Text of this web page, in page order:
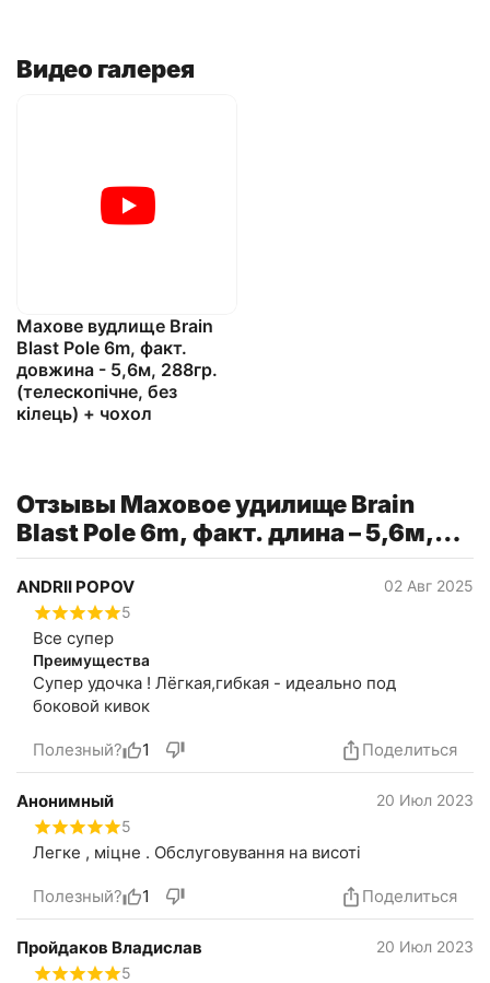
Видео галерея
Махове вудлище Brain
Blast Pole 6m, факт.
довжина - 5,6м, 288гр.
(телескопічне, без
кілець) + чохол
Отзывы Маховое удилище Brain
Blast Pole 6m, факт. длина – 5,6м,
288гр. (телескопическое, без
колец) + чехол
ANDRII POPOV
02 Авг 2025
5
Все супер
Преимущества
Супер удочка ! Лёгкая,гибкая - идеально под
боковой кивок
Полезный? 1 Поделиться
Анонимный
20 Июл 2023
5
Легке , міцне . Обслуговування на висоті
Полезный? 1 Поделиться
Пройдаков Владислав
20 Июл 2023
5